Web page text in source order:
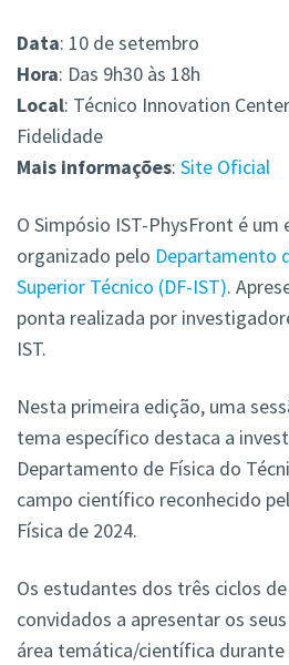
Data: 10 de setembro
Hora: Das 9h30 às 18h
Local: Técnico Innovation
Fidelidade
Mais informações: Site Oficial
O Simpósio IST-PhysFront é
organizado pelo Departamento
Superior Técnico (DF-IST).
ponta realizada por
IST.
Nesta primeira edição, uma
tema específico destaca a
Departamento de Física do
campo científico reconhecido
Física de 2024.
Os estudantes dos três ciclos
convidados a apresentar os
área temática/científica durante